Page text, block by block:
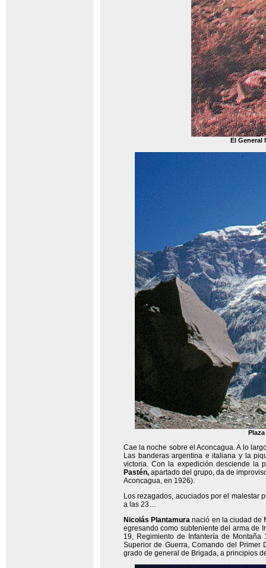
El General
Cae la noche sobre el Aconcagua. A lo
Las banderas argentina e italiana y la
victoria. Con la expedición desciende la
Pastén, apartado del grupo, da de
Aconcagua, en 1926).
Los rezagados, acuciados por el malestar
a las 23…
Nicolás Plantamura nació en la ciudad de
egresando como subteniente del arma de
19, Regimiento de Infantería de
Superior de Guerra, Comando del Primer
grado de general de Brigada, a principios